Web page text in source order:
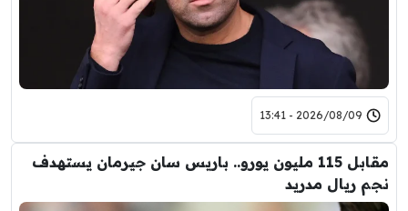
2026/08/09 - 13:41
مقابل 115 مليون يورو.. باريس سان جيرمان يستهدف
نجم ريال مدريد